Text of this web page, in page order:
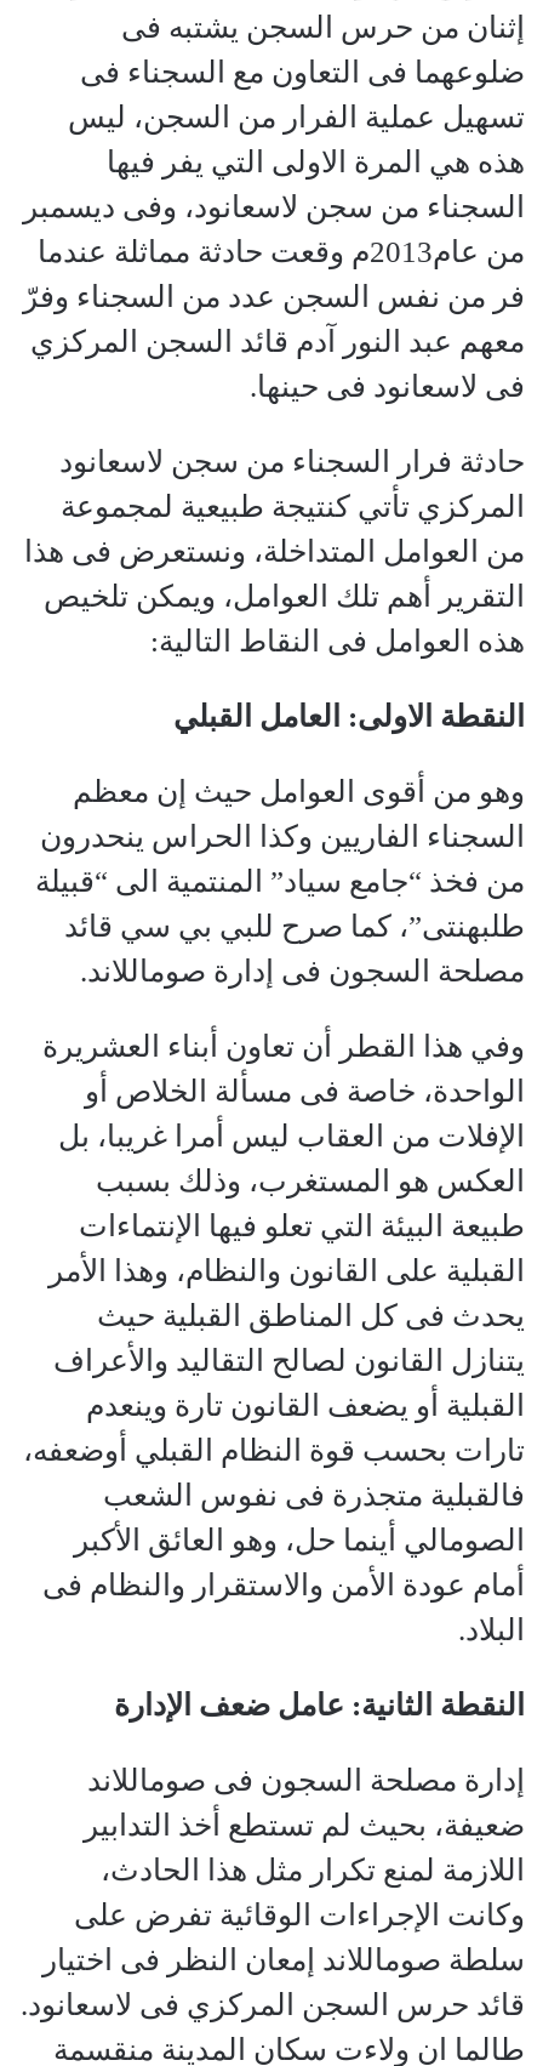
إثنان من حرس السجن يشتبه فى
ضلوعهما فى التعاون مع السجناء فى
تسهيل عملية الفرار من السجن، ليس
هذه هي المرة الاولى التي يفر فيها
السجناء من سجن لاسعانود، وفى ديسمبر
من عام2013م وقعت حادثة مماثلة عندما
فر من نفس السجن عدد من السجناء وفرّ
معهم عبد النور آدم قائد السجن المركزي
فى لاسعانود فى حينها.
حادثة فرار السجناء من سجن لاسعانود
المركزي تأتي كنتيجة طبيعية لمجموعة
من العوامل المتداخلة، ونستعرض فى هذا
التقرير أهم تلك العوامل، ويمكن تلخيص
هذه العوامل فى النقاط التالية:
النقطة الاولى: العامل القبلي
وهو من أقوى العوامل حيث إن معظم
السجناء الفاريين وكذا الحراس ينحدرون
من فخذ “جامع سياد” المنتمية الى “قبيلة
طلبهنتى”، كما صرح للبي بي سي قائد
مصلحة السجون فى إدارة صوماللاند.
وفي هذا القطر أن تعاون أبناء العشريرة
الواحدة، خاصة فى مسألة الخلاص أو
الإفلات من العقاب ليس أمرا غريبا، بل
العكس هو المستغرب، وذلك بسبب
طبيعة البيئة التي تعلو فيها الإنتماءات
القبلية على القانون والنظام، وهذا الأمر
يحدث فى كل المناطق القبلية حيث
يتنازل القانون لصالح التقاليد والأعراف
القبلية أو يضعف القانون تارة وينعدم
تارات بحسب قوة النظام القبلي أوضعفه،
فالقبلية متجذرة فى نفوس الشعب
الصومالي أينما حل، وهو العائق الأكبر
أمام عودة الأمن والاستقرار والنظام فى
البلاد.
النقطة الثانية: عامل ضعف الإدارة
إدارة مصلحة السجون فى صوماللاند
ضعيفة، بحيث لم تستطع أخذ التدابير
اللازمة لمنع تكرار مثل هذا الحادث،
وكانت الإجراءات الوقائية تفرض على
سلطة صوماللاند إمعان النظر فى اختيار
قائد حرس السجن المركزي فى لاسعانود.
طالما ان ولاءت سكان المدينة منقسمة